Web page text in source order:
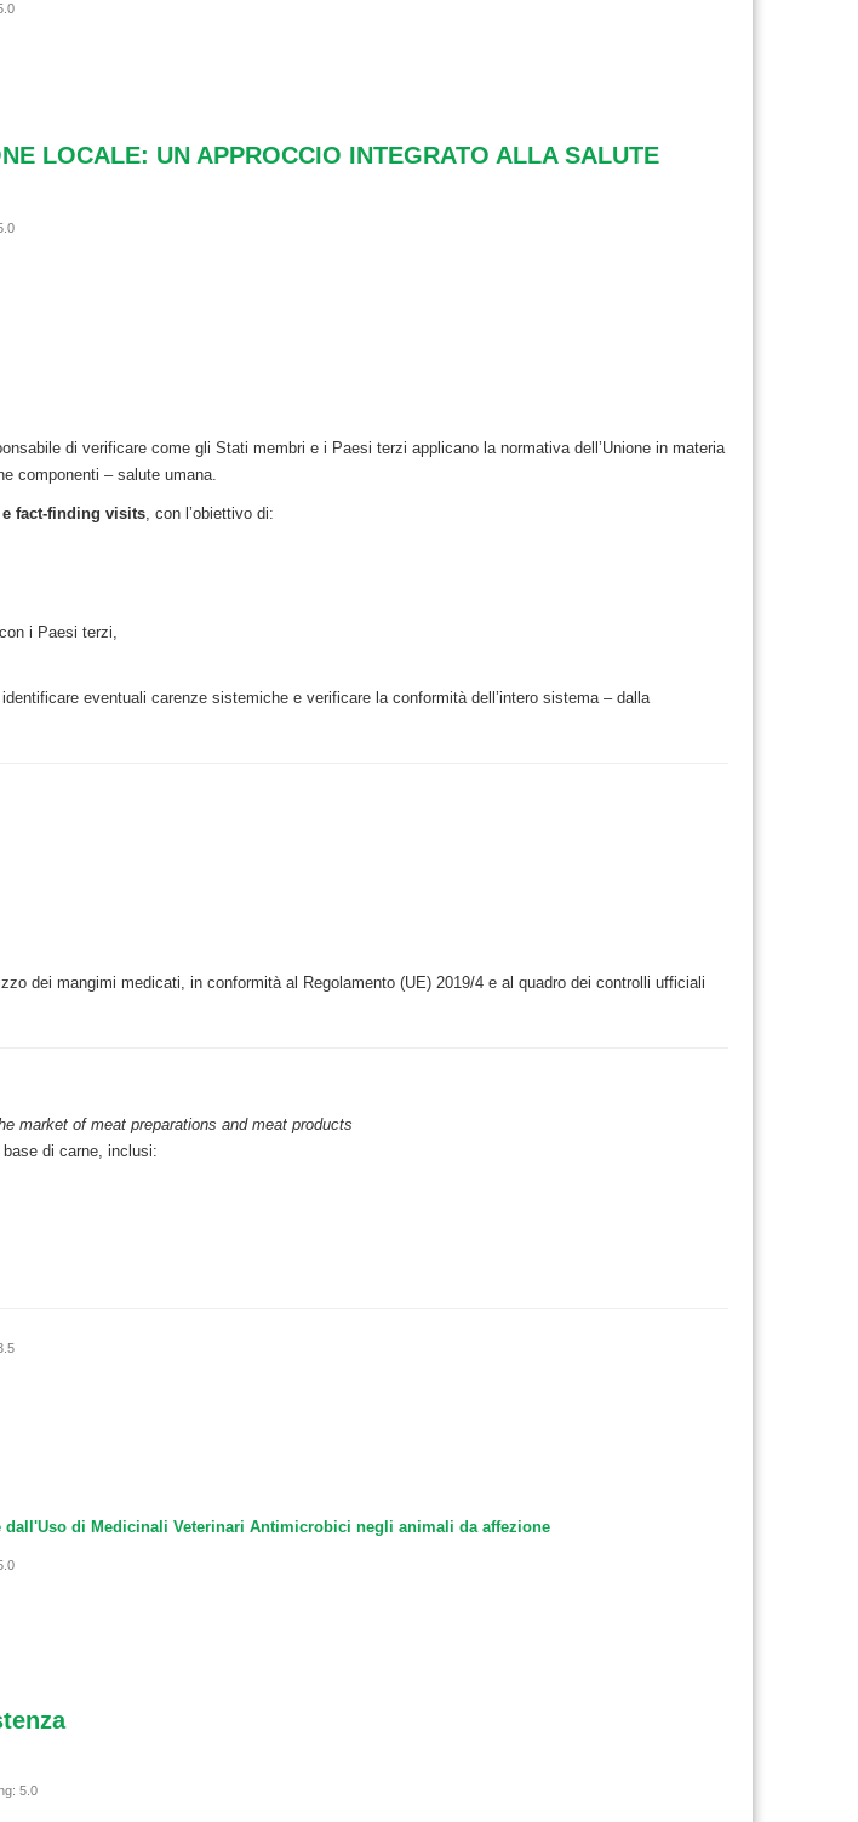
LOCALE: UN APPROCCIO INTEGRATO ALLA SALUTE
di verificare come gli Stati membri e i Paesi terzi applicano la normativa dell’Unione in materia
componenti – salute umana.
fact-finding visits, con l’obiettivo di:
i Paesi terzi,
eventuali carenze sistemiche e verificare la conformità dell’intero sistema – dalla
dei mangimi medicati, in conformità al Regolamento (UE) 2019/4 e al quadro dei controlli ufficiali
market of meat preparations and meat products
di carne, inclusi:
di Medicinali Veterinari Antimicrobici negli animali da affezione
5.0